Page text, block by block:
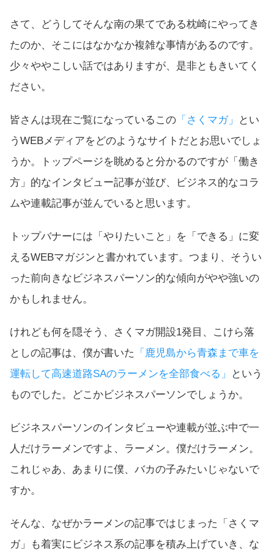
さて、どうしてそんな南の果てである枕崎にやってき
たのか、そこにはなかなか複雑な事情があるのです。
少々ややこしい話ではありますが、是非ともきいてく
ださい。
皆さんは現在ご覧になっているこの 「さくマガ」
とい
うWEBメディアをどのようなサイトだとお思いでしょ
うか。トップページを眺めると分かるのですが「働き
方」的なインタビュー記事が並び、ビジネス的なコラ
ムや連載記事が並んでいると思います。
トップバナーには「やりたいこと」を「できる」に変
えるWEBマガジンと書かれています。つまり、そうい
った前向きなビジネスパーソン的な傾向がやや強いの
かもしれません。
けれども何を隠そう、さくマガ開設1発目、こけら落
としの記事は、僕が書いた
「 鹿児島から青森まで車を
運転して高速道路SAのラーメンを全部食べる 」
という
ものでした。どこかビジネスパーソンでしょうか。
ビジネスパーソンのインタビューや連載が並ぶ中で一
人だけラーメンですよ、ラーメン。僕だけラーメン。
これじゃあ、あまりに僕、バカの子みたいじゃないで
すか。
そんな、なぜかラーメンの記事ではじまった「さくマ
ガ」も着実にビジネス系の記事を積み上げていき、な